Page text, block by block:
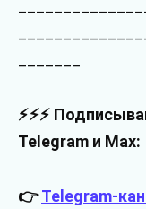
⚡⚡⚡
Telegram и Max:
👉 Telegram-